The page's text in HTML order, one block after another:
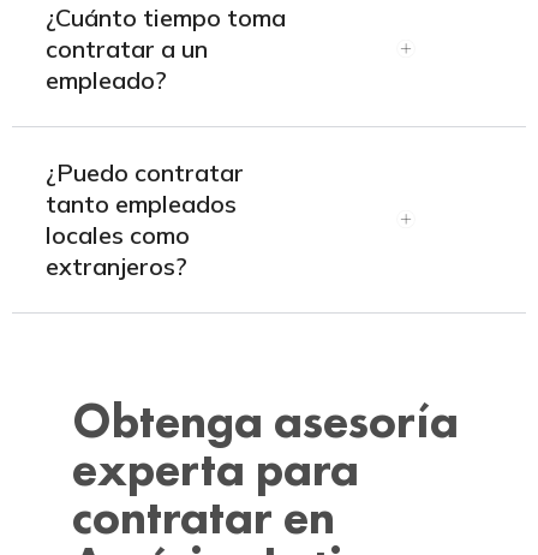
¿Cuánto tiempo toma
contratar a un
empleado?
¿Puedo contratar
tanto empleados
locales como
extranjeros?
Obtenga asesoría
experta para
contratar en